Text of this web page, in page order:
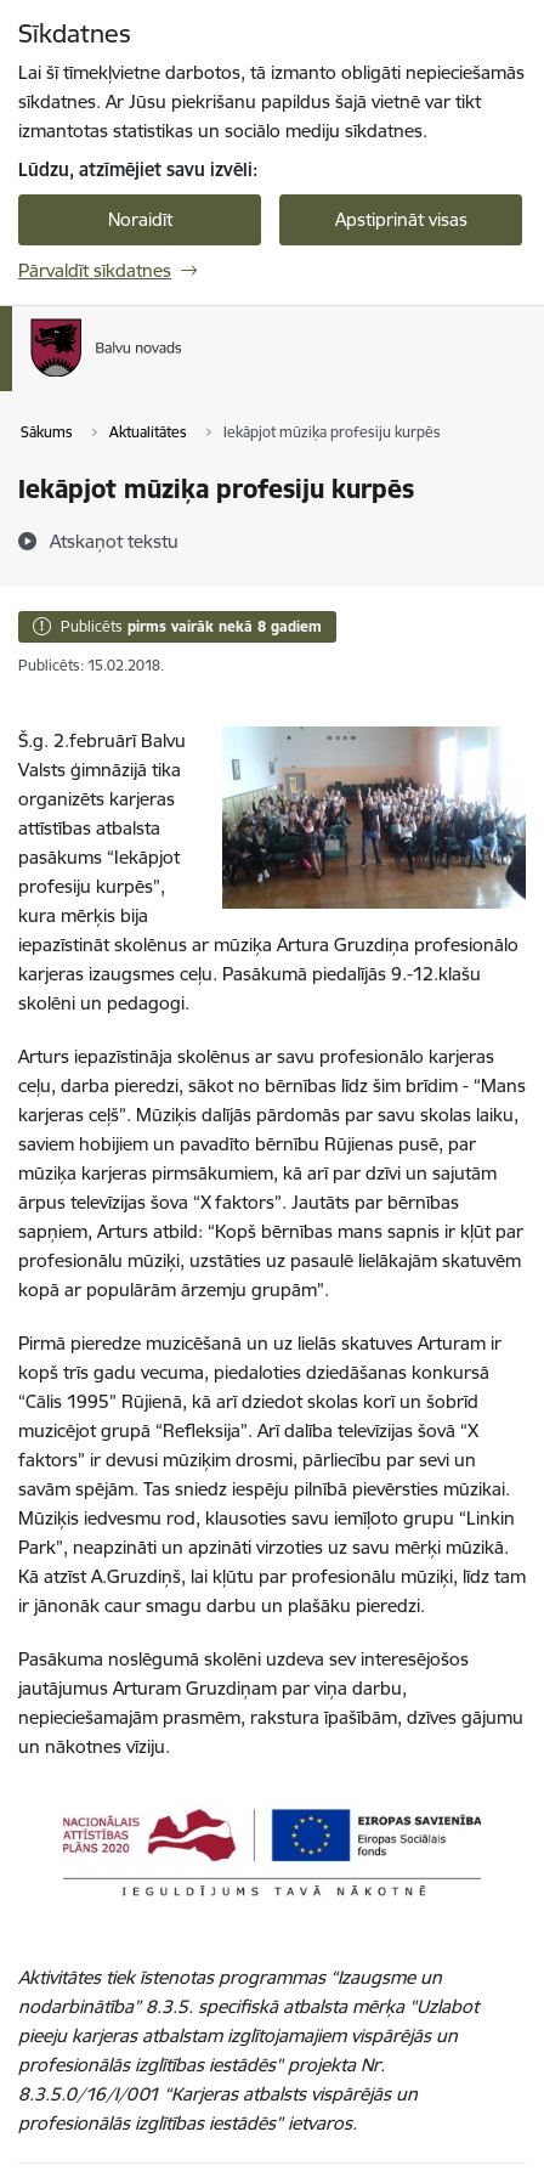
Sīkdatnes
Lai šī tīmekļvietne darbotos, tā izmanto obligāti nepieciešamās
sīkdatnes. Ar Jūsu piekrišanu papildus šajā vietnē var tikt
izmantotas statistikas un sociālo mediju sīkdatnes.
Lūdzu, atzīmējiet savu izvēli:
Noraidīt Apstiprināt visas
Pārvaldīt sīkdatnes
Sākums Aktualitātes Iekāpjot mūziķa profesiju kurpēs
Iekāpjot mūziķa profesiju kurpēs
Atskaņot tekstu
Publicēts pirms vairāk nekā 8 gadiem
Publicēts: 15.02.2018.
Š.g. 2.februārī Balvu
Valsts ģimnāzijā tika
organizēts karjeras
attīstības atbalsta
pasākums “Iekāpjot
profesiju kurpēs”,
kura mērķis bija
iepazīstināt skolēnus ar mūziķa Artura Gruzdiņa profesionālo
karjeras izaugsmes ceļu. Pasākumā piedalījās 9.-12.klašu
skolēni un pedagogi.
Arturs iepazīstināja skolēnus ar savu profesionālo karjeras
ceļu, darba pieredzi, sākot no bērnības līdz šim brīdim - “Mans
karjeras ceļš”. Mūziķis dalījās pārdomās par savu skolas laiku,
saviem hobijiem un pavadīto bērnību Rūjienas pusē, par
mūziķa karjeras pirmsākumiem, kā arī par dzīvi un sajutām
ārpus televīzijas šova “X faktors”. Jautāts par bērnības
sapņiem, Arturs atbild: “Kopš bērnības mans sapnis ir kļūt par
profesionālu mūziķi, uzstāties uz pasaulē lielākajām skatuvēm
kopā ar populārām ārzemju grupām”.
Pirmā pieredze muzicēšanā un uz lielās skatuves Arturam ir
kopš trīs gadu vecuma, piedaloties dziedāšanas konkursā
“Cālis 1995” Rūjienā, kā arī dziedot skolas korī un šobrīd
muzicējot grupā “Refleksija”. Arī dalība televīzijas šovā “X
faktors” ir devusi mūziķim drosmi, pārliecību par sevi un
savām spējām. Tas sniedz iespēju pilnībā pievērsties mūzikai.
Mūziķis iedvesmu rod, klausoties savu iemīļoto grupu “Linkin
Park”, neapzināti un apzināti virzoties uz savu mērķi mūzikā.
Kā atzīst A.Gruzdiņš, lai kļūtu par profesionālu mūziķi, līdz tam
ir jānonāk caur smagu darbu un plašāku pieredzi.
Pasākuma noslēgumā skolēni uzdeva sev interesējošos
jautājumus Arturam Gruzdiņam par viņa darbu,
nepieciešamajām prasmēm, rakstura īpašībām, dzīves gājumu
un nākotnes vīziju.
Aktivitātes tiek īstenotas programmas “Izaugsme un
nodarbinātība” 8.3.5. specifiskā atbalsta mērķa "Uzlabot
pieeju karjeras atbalstam izglītojamajiem vispārējās un
profesionālās izglītības iestādēs" projekta Nr.
8.3.5.0/16/I/001 “Karjeras atbalsts vispārējās un
profesionālās izglītības iestādēs” ietvaros.